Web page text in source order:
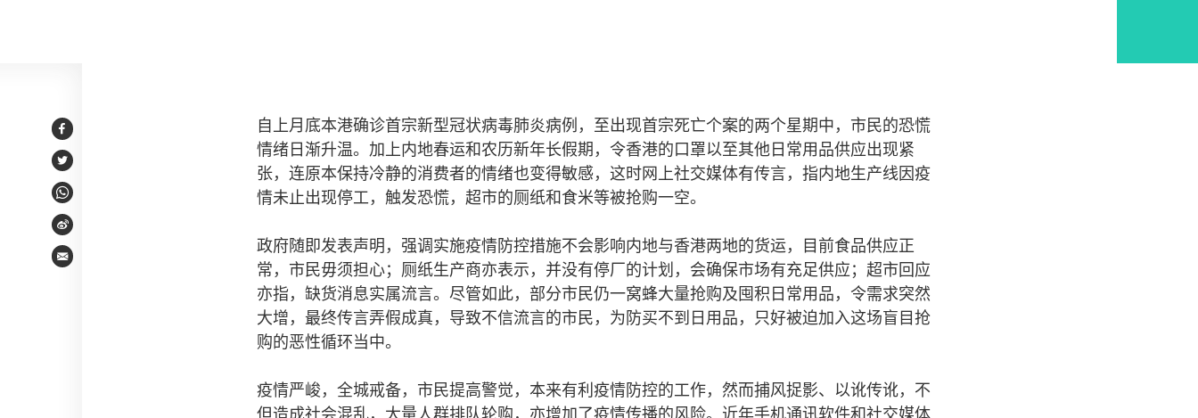
Facebook
Twitter
WhatsApp
Weibo
Email
自上月底本港确诊首宗新型冠状病毒肺炎病例，至出现首宗死亡个案的两个星期中，市民的恐慌
情绪日渐升温。加上内地春运和农历新年长假期，令香港的口罩以至其他日常用品供应出现紧
张，连原本保持冷静的消费者的情绪也变得敏感，这时网上社交媒体有传言，指内地生产线因疫
情未止出现停工，触发恐慌，超市的厕纸和食米等被抢购一空。
政府随即发表声明，强调实施疫情防控措施不会影响内地与香港两地的货运，目前食品供应正
常，市民毋须担心；厕纸生产商亦表示，并没有停厂的计划，会确保市场有充足供应；超市回应
亦指，缺货消息实属流言。尽管如此，部分市民仍一窝蜂大量抢购及囤积日常用品，令需求突然
大增，最终传言弄假成真，导致不信流言的市民，为防买不到日用品，只好被迫加入这场盲目抢
购的恶性循环当中。
疫情严峻，全城戒备，市民提高警觉，本来有利疫情防控的工作，然而捕风捉影、以讹传讹，不